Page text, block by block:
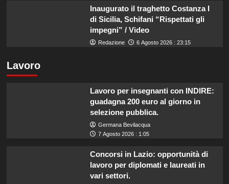
Inaugurato il traghetto Costanza I
di Sicilia, Schifani “Rispettati gli
impegni” / Video
Redazione 6 Agosto 2026 : 23:15
Lavoro
Lavoro per insegnanti con INDIRE:
guadagna 200 euro al giorno in
selezione pubblica.
Germana Bevilacqua
7 Agosto 2026 : 1:05
Concorsi in Lazio: opportunità di
lavoro per diplomati e laureati in
vari settori.